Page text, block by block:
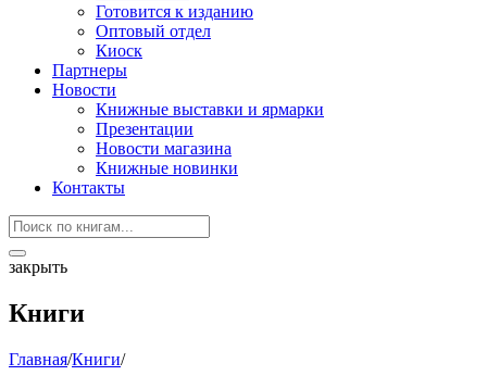
Готовится к изданию
Оптовый отдел
Киоск
Партнеры
Новости
Книжные выставки и ярмарки
Презентации
Новости магазина
Книжные новинки
Контакты
закрыть
Книги
Главная/Книги/